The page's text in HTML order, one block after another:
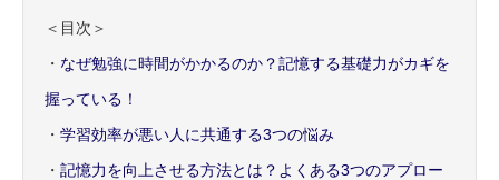
＜目次＞
・ なぜ勉強に時間がかかるのか？記憶する基礎力がカギを
握っている！
・ 学習効率が悪い人に共通する3つの悩み
・ 記憶力を向上させる方法とは？よくある3つのアプロー